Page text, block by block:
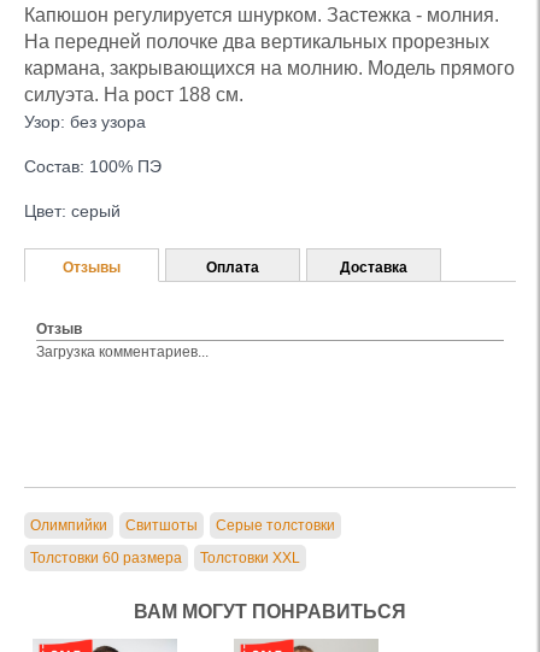
Капюшон регулируется шнурком. Застежка - молния.
На передней полочке два вертикальных прорезных
кармана, закрывающихся на молнию. Модель прямого
силуэта. На рост 188 см.
Узор: без узора
Состав: 100% ПЭ
Цвет: серый
Отзывы
Отзыв
Загрузка комментариев...
Оплата Доставка
Олимпийки Свитшоты
Серые толстовки
Толстовки 60 размера
Толстовки XXL
ВАМ МОГУТ ПОНРАВИТЬСЯ